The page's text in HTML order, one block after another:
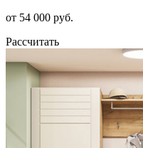
от 54 000 руб.
Рассчитать